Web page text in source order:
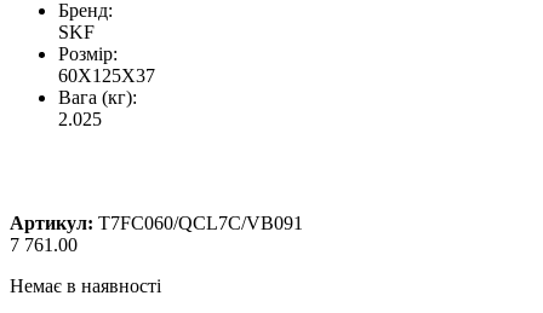
Бренд:
SKF
Розмір:
60X125X37
Вага (кг):
2.025
Артикул: T7FC060/QCL7C/VB091
7 761.00
Немає в наявності